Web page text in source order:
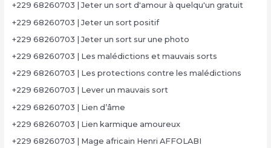
+229 68260703 | Jeter un sort d'amour à quelqu'un gratuit
+229 68260703 | Jeter un sort positif
+229 68260703 | Jeter un sort sur une photo
+229 68260703 | Les malédictions et mauvais sorts
+229 68260703 | Les protections contre les malédictions
+229 68260703 | Lever un mauvais sort
+229 68260703 | Lien d’âme
+229 68260703 | Lien karmique amoureux
+229 68260703 | Mage africain Henri AFFOLABI